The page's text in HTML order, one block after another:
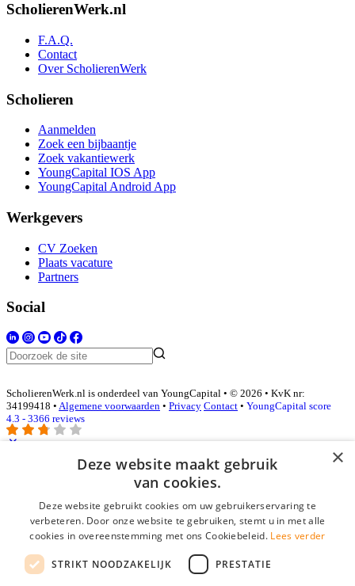
ScholierenWerk.nl
F.A.Q.
Contact
Over ScholierenWerk
Scholieren
Aanmelden
Zoek een bijbaantje
Zoek vakantiewerk
YoungCapital IOS App
YoungCapital Android App
Werkgevers
CV Zoeken
Plaats vacature
Partners
Social
ScholierenWerk.nl is onderdeel van YoungCapital • © 2026 • KvK nr:
34199418 • Algemene voorwaarden • Privacy Contact • YoungCapital score
4.3 - 3366 reviews
Inloggen als bedrijf
E-mail*
Wachtwoord
login gegevens onthouden
×
Deze website maakt gebruik
van cookies.
Deze website gebruikt cookies om uw gebruikerservaring te
verbeteren. Door onze website te gebruiken, stemt u in met alle
cookies in overeenstemming met ons Cookiebeleid. Lees verder
STRIKT NOODZAKELIJK PRESTATIE